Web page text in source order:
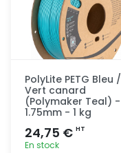
PolyLite PETG Bleu /
Vert canard
(Polymaker Teal) -
1.75mm - 1 kg
24,75 € HT
En stock